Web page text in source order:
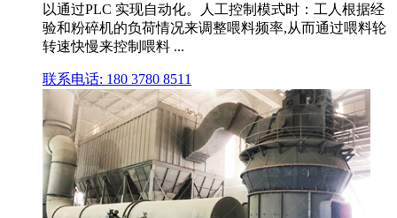
以通过PLC 实现自动化。人工控制模式时：工人根据经
验和粉碎机的负荷情况来调整喂料频率,从而通过喂料轮
转速快慢来控制喂料 ...
联系电话: 180 3780 8511